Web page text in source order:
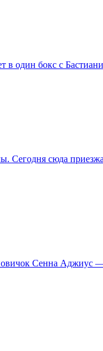
в один бокс с
Сегодня сюда
Сенна